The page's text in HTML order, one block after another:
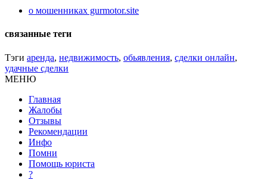
о мошенниках gurmotor.site
связанные теги
Тэги аренда, недвижимость, обьявления, сделки онлайн,
удачные сделки
МЕНЮ
Главная
Жалобы
Отзывы
Рекомендации
Инфо
Помни
Помощь юриста
?